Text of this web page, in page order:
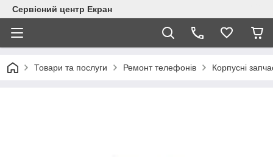
Сервісний центр Екран
Товари та послуги Ремонт телефонів Корпусні